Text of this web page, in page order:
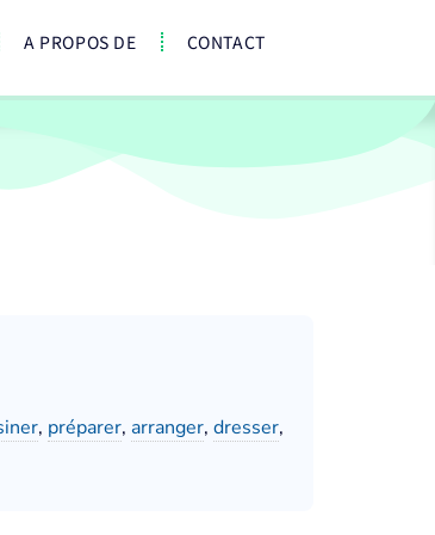
A PROPOS DE CONTACT
, préparer, arranger, dresser,